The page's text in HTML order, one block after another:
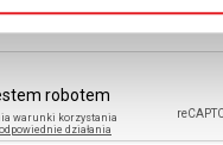
z treściąPolityki Prywatności*